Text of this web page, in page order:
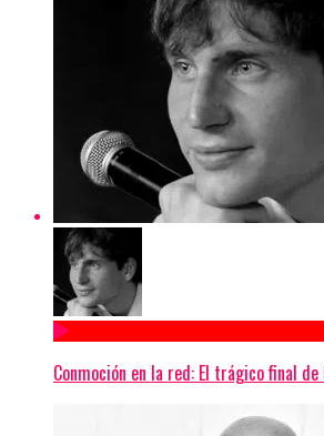
Conmoción en la red: El trágico final